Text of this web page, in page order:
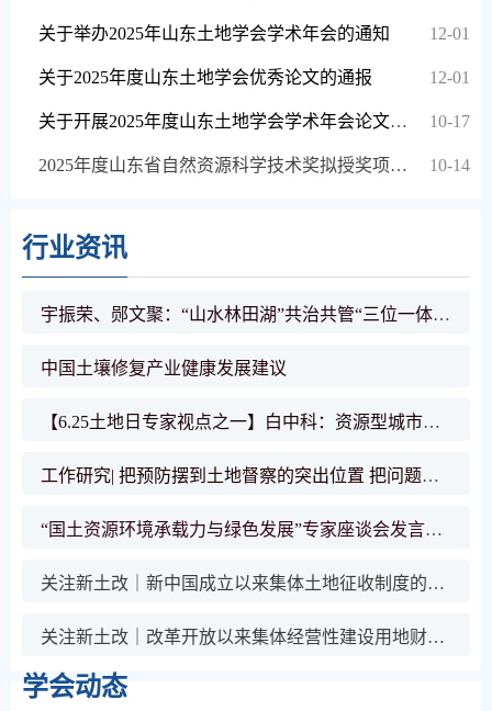
关于举办2025年山东土地学会学术年会的通知 12-01
关于2025年度山东土地学会优秀论文的通报 12-01
关于开展2025年度山东土地学会学术年会论文征集的通知 10-17
2025年度山东省自然资源科学技术奖拟授奖项目（人选）的公示 10-14
行业资讯
宇振荣、郧文聚：“山水林田湖”共治共管“三位一体”同护同建
中国土壤修复产业健康发展建议
【6.25土地日专家视点之一】白中科：资源型城市土地生态整治与环境承载力的提升
工作研究| 把预防摆到土地督察的突出位置 把问题解决在萌芽状态
“国土资源环境承载力与绿色发展”专家座谈会发言摘要
关注新土改｜新中国成立以来集体土地征收制度的探索与演变
关注新土改｜改革开放以来集体经营性建设用地财产权政策的变迁
学会动态